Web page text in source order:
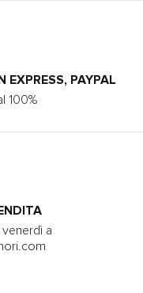
EXPRESS, PAYPAL
100%
venerdì a